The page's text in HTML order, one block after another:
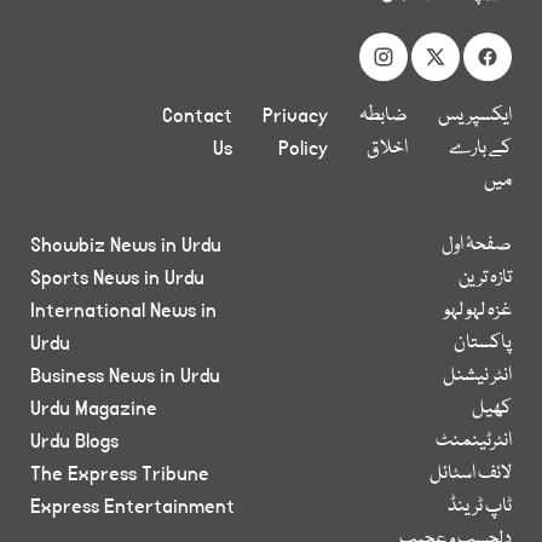
ایکسپریس
کے بارے
میں
ضابطہ
اخلاق
Privacy
Policy
Contact
Us
صفحۂ اول
تازہ ترین
غزہ لہو لہو
پاکستان
انٹر نیشنل
کھیل
انٹرٹینمنٹ
لائف اسٹائل
ٹاپ ٹرینڈ
Showbiz News in Urdu
Sports News in Urdu
International News in
Urdu
Business News in Urdu
Urdu Magazine
Urdu Blogs
The Express Tribune
Express Entertainment